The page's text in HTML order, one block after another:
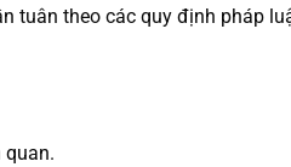
tuân theo các quy định pháp
quan.